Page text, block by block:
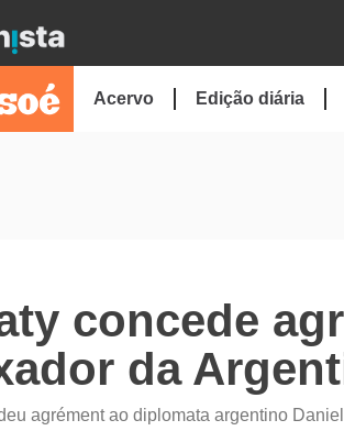
Acervo Edição diária
concede
da
agrément ao diplomata argentino